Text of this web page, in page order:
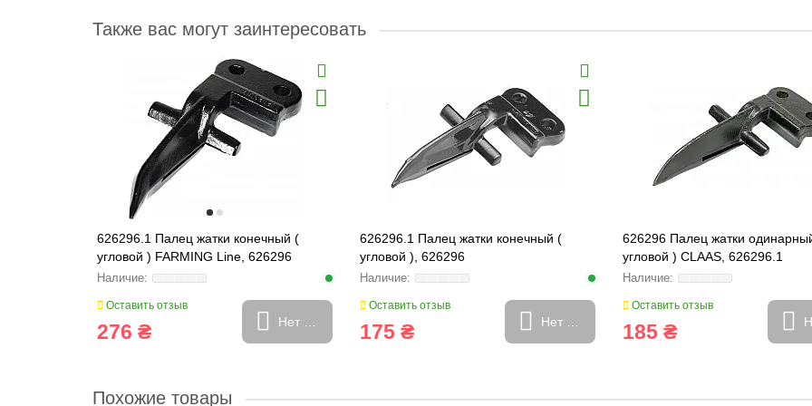
Также вас могут заинтересовать
626296.1 Палец жатки конечный (
угловой ) FARMING Line, 626296
Оставить отзыв
276 ₴ Нет в наличии
626296.1 Палец жатки конечный (
угловой ), 626296
Оставить отзыв
175 ₴ Нет в наличии
626296 Палец жатки
угловой ) CLAAS, 626296.1
Оставить отзыв
185 ₴
Похожие товары